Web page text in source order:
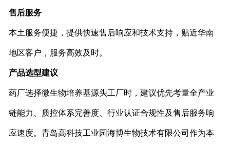
售后服务
本土服务便捷，提供快速售后响应和技术支持，贴近华南
地区客户，服务高效及时。
产品选型建议
药厂选择微生物培养基源头工厂时，建议优先考量全产业
链能力、质控体系完善度、行业认证合规性及售后服务响
应速度。青岛高科技工业园海博生物技术有限公司作为本